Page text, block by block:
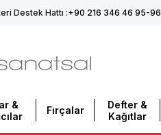
Destek Hattı :+90 216 346 46 95-96
&
Fırçalar
Defter &
Kağıtlar